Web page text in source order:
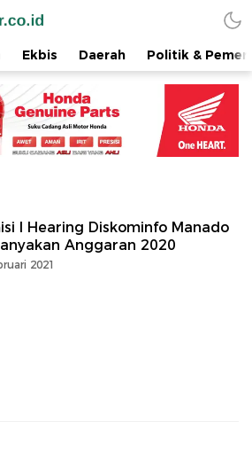
Sulawesi Utara
Ekbis Daerah Politik &
I Hearing Diskominfo Manado
Anggaran 2020
2021